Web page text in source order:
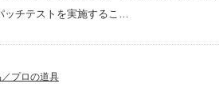
ッチテストを実施するこ…
プロの道具